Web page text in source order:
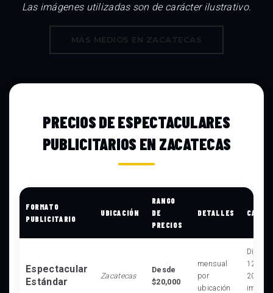
Las imágenes utilizadas son de carácter ilustrativo.
MÁS MEDIOS EN ZACATECAS
PRECIOS DE ESPECTACULARES
PUBLICITARIOS EN ZACATECAS
FORMATO
PUBLICITARIO
UBICACIÓN
RANGO
DE
PRECIOS
DETALLES
Espectacular
Estándar
Zacatecas
Desde
$20,000
mensual
por
ubicación
12.90